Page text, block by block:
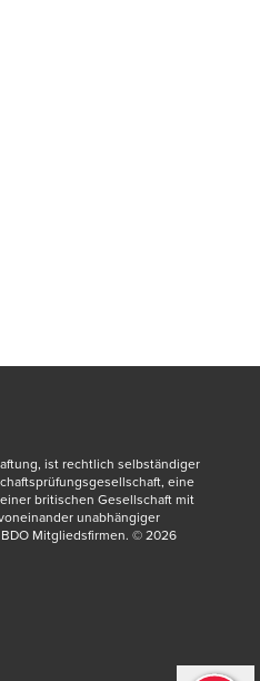
ist rechtlich selbständiger
eine
britischen Gesellschaft mit
unabhängiger
Mitgliedsfirmen. © 2026